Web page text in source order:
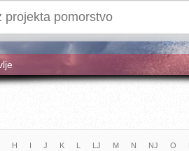
H I J K L LJ M N NJ O